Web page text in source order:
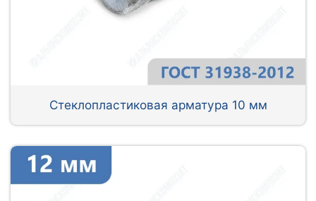
Стеклопластиковая арматура 10 мм